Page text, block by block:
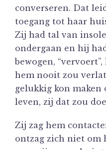
converseren. Dat
toegang tot haar
Zij had tal van
ondergaan en hij
bewogen,
hem nooit zou
gelukkig kon maken
leven, zij dat zou
Zij zag hem
ontzag zich niet om